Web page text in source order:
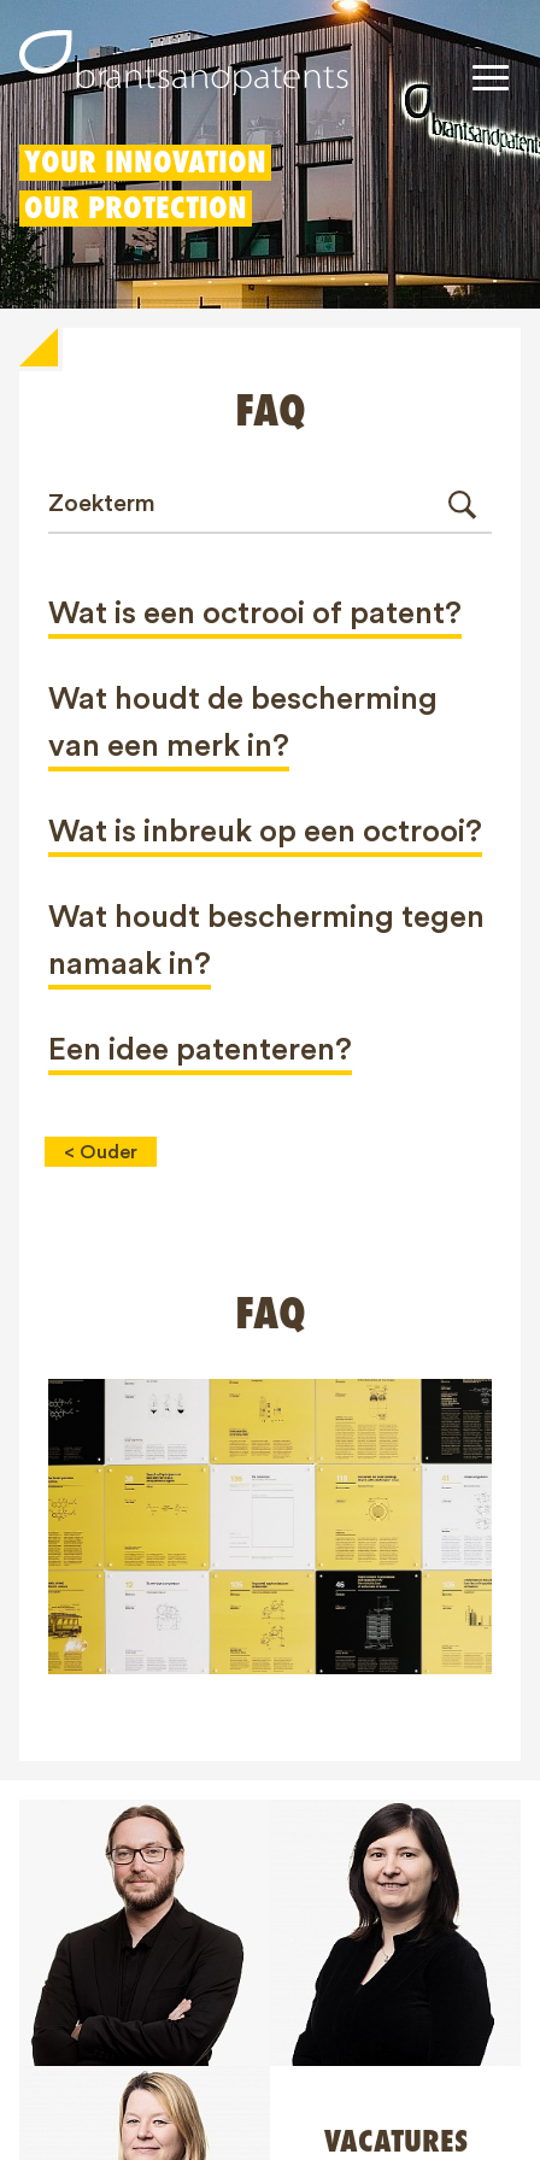
Octrooien
Merken
Modellen
Contact
NL FR EN
Client login
YOUR INNOVATION
OUR PROTECTION
FAQ
Wat is een octrooi of patent?
Wat houdt de bescherming
van een merk in?
Wat is inbreuk op een octrooi?
Wat houdt bescherming tegen
namaak in?
Een idee patenteren?
< Ouder
FAQ
VACATURES